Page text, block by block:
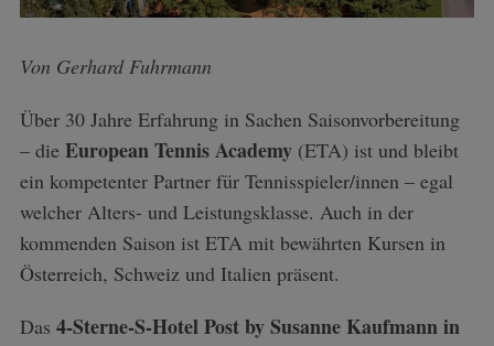
Von Gerhard Fuhrmann
Über 30 Jahre Erfahrung in Sachen Saisonvorbereitung
– die European Tennis Academy(ETA) ist und bleibt
ein kompetenter Partner für Tennisspieler/innen – egal
welcher Alters- und Leistungsklasse. Auch in der
kommenden Saison ist ETA mit bewährten Kursen in
Österreich, Schweiz und Italien präsent.
Das 4-Sterne-S-Hotel Post by Susanne Kaufmann in